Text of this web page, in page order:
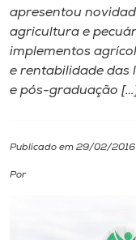
I.nova
Cultura
apresentou
agricultura e
implementos
e rentabilidade das
e pós-graduação
Publicado em 29/02/2016
Por